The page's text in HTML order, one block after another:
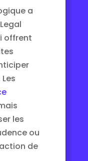
a
offrent
les
ou
de